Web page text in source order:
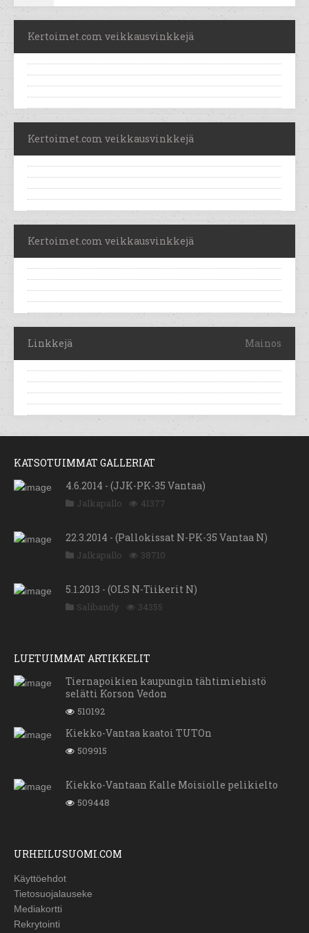
Kertoimet.com veikkausvinkkejä
Kertoimet.com veikkausvinkkejä
Kertoimet.com veikkausvinkkejä
Linkkejä Mainos
KATSOTUIMMAT GALLERIAT
4.6.2014 - (JJK-PK-35 Vantaa)
Jalkapallo 41377
22.3.2014 - (Pallokissat N-PK-35 Vantaa N)
Jalkapallo 38710
5.1.2013 - (OLS N-Tiikerit N)
Salibandy 34355
LUETUIMMAT ARTIKKELIT
Tiernapoikien kaupungin tähtimiehistö
selätti Korson Vedon
510192
Kiekko-Vantaa kaatoi TUTOn
509915
Kiekko-Vantaan Kalle Moisiolle pelikielto
509448
URHEILUSUOMI.COM
Käyttöehdot
Tietosuojalauseke
Mediakortti
Rekrytointi